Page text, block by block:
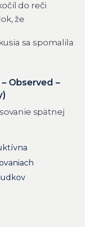
do reči
že
sa spomalila
Observed –
spätnej